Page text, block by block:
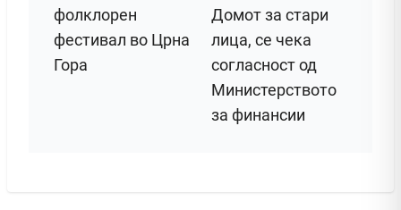
фолклорен
фестивал во Црна
Гора
Домот за стари
лица, се чека
согласност од
Министерството
за финансии